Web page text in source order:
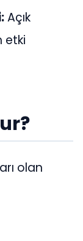
Açık
etki
olan